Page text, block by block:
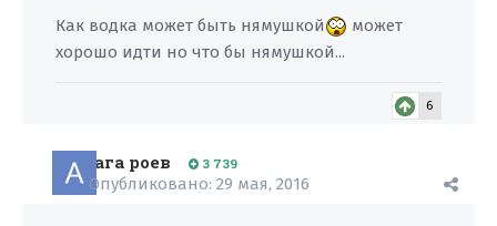
Как водка может быть нямушкой
может
хорошо идти но что бы нямушкой...
6
ага роев 3 739
Опубликовано: 29 мая, 2016